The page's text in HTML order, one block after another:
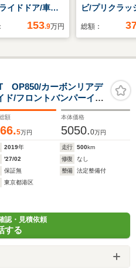
イドドア/車線
止支援システ
装置/アイドリ
ッグ 運転席/エ
グ 助手席
153.9万円
ビ/プリクラッ
ーフティ/シー
線逸脱防止支
電動バックド
総額：
OP850/カーボンリアデ
ド/フロントバンパーイン
ーン/センターブリッジ
額
5万円
本体価格
5050.0万円
2019年 走行 500km
'27/02 修復
なし
保証無 整備
法定整備付
東京都港区
認・見積依頼
する